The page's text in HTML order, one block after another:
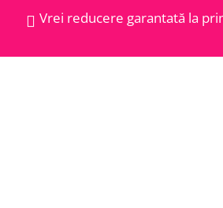
Vrei reducere garantată la